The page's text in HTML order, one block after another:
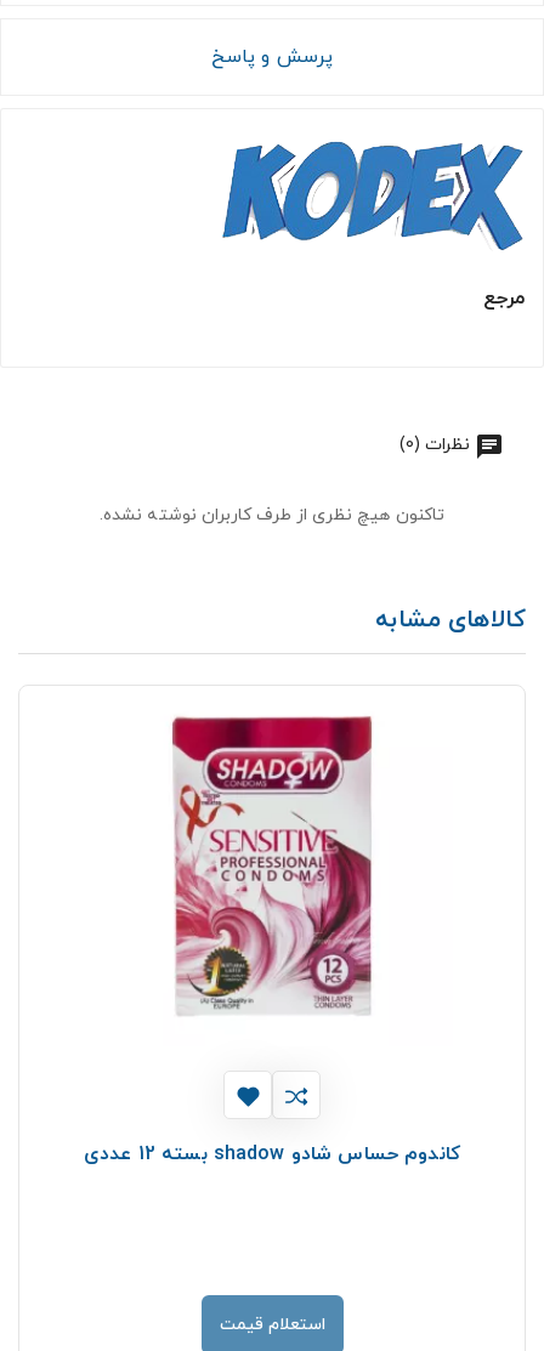
پرسش و پاسخ
مرجع
نظرات (0)
تاکنون هیچ نظری از طرف کاربران نوشته نشده.
کالاهای مشابه
کاندوم حساس شادو shadow بسته 12 عددی
استعلام قیمت